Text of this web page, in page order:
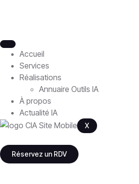
Accueil
Services
Réalisations
Annuaire Outils IA
À propos
Actualité IA
X
Réservez un RDV